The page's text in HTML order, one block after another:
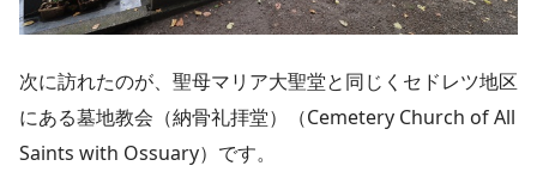
次に訪れたのが、聖母マリア大聖堂と同じくセドレツ地区
にある墓地教会（納骨礼拝堂）（Cemetery Church of All
Saints with Ossuary）です。